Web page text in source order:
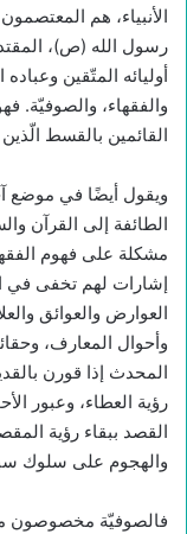
الأنبياء، هم
رسول الله (ص)،
أوليائه المتّقين
والفقهاء، والصوفيّة.
القائمين بالقسط الّذين
ويقول أيضًا في موضع
الطائفة إلى القرآن
مشكلة على فهوم
إشارات لهم تخفى في
العوارض والعوائق
وأحوال المعارف،
المحدث إذا قورن
رؤية العطاء، وعبور
القصد ببقاء رؤية
والهجوم على سلوك
فالصوفيّة مخصوصون